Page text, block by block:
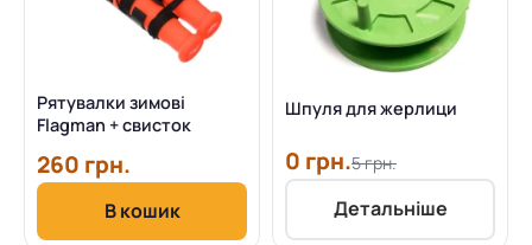
Рятувалки зимові
Flagman + свисток
260 грн.
В кошик
Шпуля для жерлици
0 грн.5 грн.
Детальніше